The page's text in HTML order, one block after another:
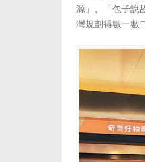
源」、「包子說
灣規劃得數一數